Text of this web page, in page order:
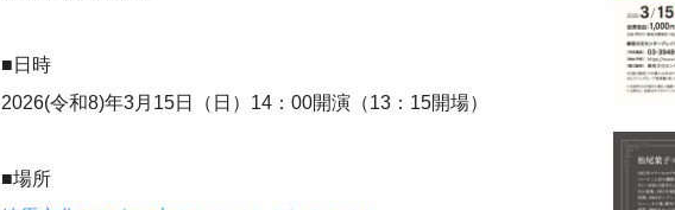
■日時
2026(令和8)年3月15日（日）14：00開演（13：15開場）
■場所